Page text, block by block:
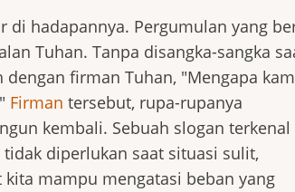
hadapannya. Pergumulan yang
Tuhan. Tanpa disangka-sangka
firman Tuhan, "Mengapa
Firman tersebut, rupa-rupanya
kembali. Sebuah slogan terkenal
diperlukan saat situasi sulit,
mampu mengatasi beban yang